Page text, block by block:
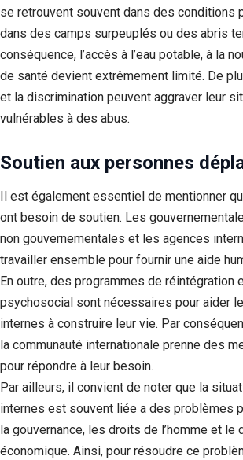
se retrouvent souvent dans des conditions
dans des camps surpeuplés ou des abris
conséquence, l’accès à l’eau potable, à la
de santé devient extrêmement limité. De
et la discrimination peuvent aggraver leur
vulnérables à des abus.
Soutien aux personnes
Il est également essentiel de mentionner
ont besoin de soutien. Les
non gouvernementales et les agences
travailler ensemble pour fournir une aide
En outre, des programmes de réintégration
psychosocial sont nécessaires pour aider
internes à construire leur vie. Par
la communauté internationale prenne des
pour répondre à leur besoin.
Par ailleurs, il convient de noter que la
internes est souvent liée a des problèmes
la gouvernance, les droits de l’homme et le
économique. Ainsi, pour résoudre ce